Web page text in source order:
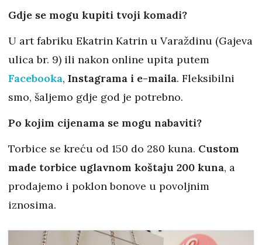
Gdje se mogu kupiti tvoji komadi?
U art fabriku Ekatrin Katrin u Varaždinu (Gajeva
ulica br. 9) ili nakon online upita putem
Facebooka, Instagrama i e-maila. Fleksibilni
smo, šaljemo gdje god je potrebno.
Po kojim cijenama se mogu nabaviti?
Torbice se kreću od 150 do 280 kuna. Custom
made torbice uglavnom koštaju 200 kuna, a
prodajemo i poklon bonove u povoljnim
iznosima.